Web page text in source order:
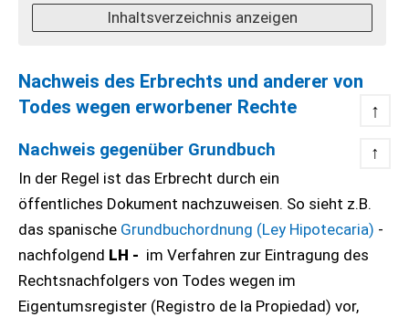
Inhaltsverzeichnis anzeigen
Nachweis des Erbrechts und anderer von
Todes wegen erworbener Rechte
↑
Nachweis gegenüber Grundbuch ↑
In der Regel ist das Erbrecht durch ein
öffentliches Dokument nachzuweisen. So sieht z.B.
das spanische Grundbuchordnung (Ley Hipotecaria) -
nachfolgend LH - im Verfahren zur Eintragung des
Rechtsnachfolgers von Todes wegen im
Eigentumsregister (Registro de la Propiedad) vor,